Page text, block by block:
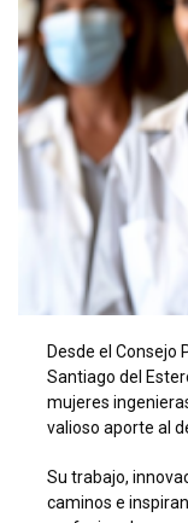
Desde el Consejo
Santiago del
mujeres
valioso aporte al
Su trabajo,
caminos e